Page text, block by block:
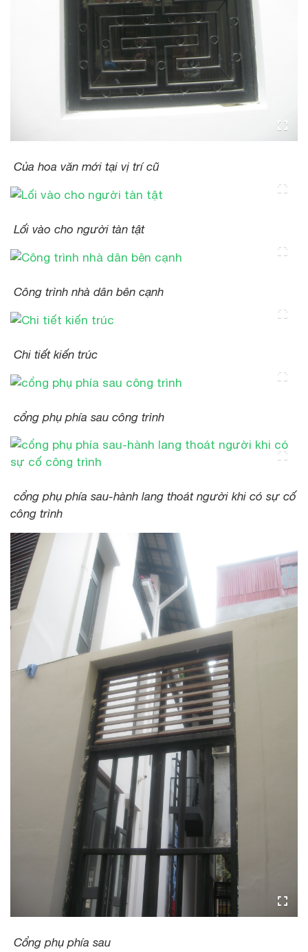
Của hoa văn mới tại vị trí cũ
Lối vào cho người tàn tật
Công trình nhà dân bên cạnh
Chi tiết kiến trúc
cổng phụ phía sau công trình
cổng phụ phía sau-hành lang thoát người khi có sự cố
công trình
Cổng phụ phía sau